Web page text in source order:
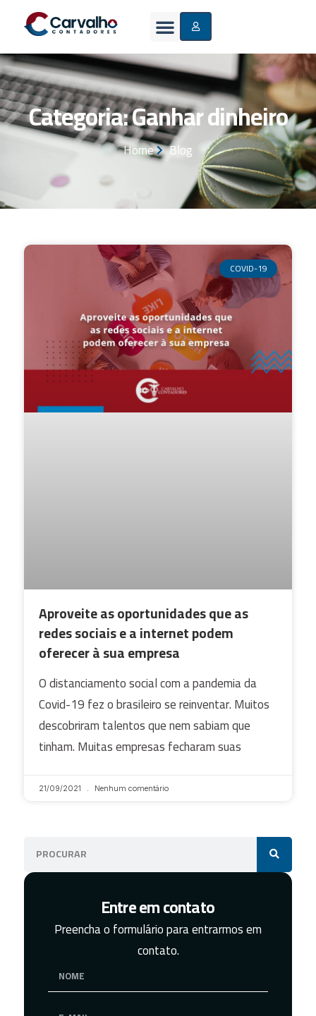
Categoria: Ganhar dinheiro
Home Blog
COVID-19
Aproveite as oportunidades que as
redes sociais e a internet podem
oferecer à sua empresa
O distanciamento social com a pandemia da
Covid-19 fez o brasileiro se reinventar. Muitos
descobriram talentos que nem sabiam que
tinham. Muitas empresas fecharam suas
21/09/2021 Nenhum comentário
Entre em contato
Preencha o formulário para entrarmos em
contato.